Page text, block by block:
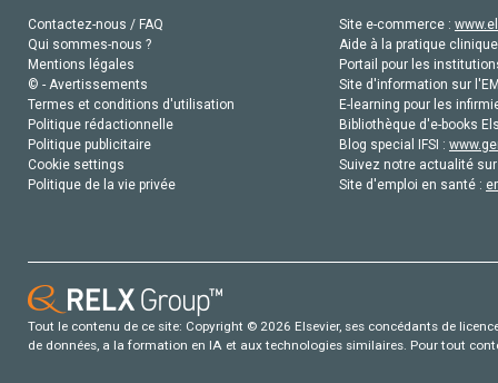
Contactez-nous / FAQ
Qui sommes-nous ?
Mentions légales
© - Avertissements
Termes et conditions d'utilisation
Politique rédactionnelle
Politique publicitaire
Cookie settings
Politique de la vie privée
Site e-commerce :
Aide à la pratique
Portail pour les
Site d'information sur
E-learning pour les
Bibliothèque d'e-books
Blog special IFSI :
Suivez notre actualité
Site d'emploi en santé :
Tout le contenu de ce site: Copyright © 2026 Elsevier, ses concédants de
de données, a la formation en IA et aux technologies similaires. Pour tout